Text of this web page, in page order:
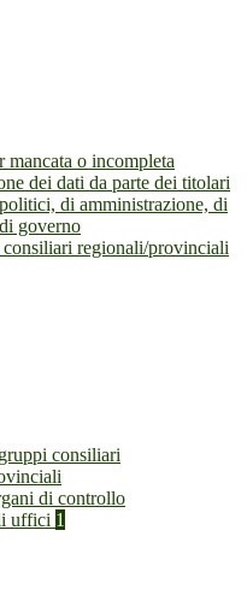
mancata o incompleta
dei dati da parte dei titolari
di amministrazione, di
governo
regionali/provinciali
consiliari
di controllo
uffici 1